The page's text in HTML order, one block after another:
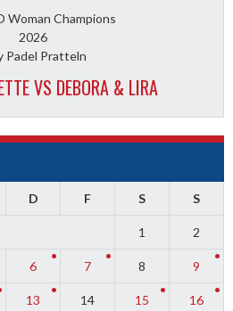
Woman Champions
2026
Padel Pratteln
VS DEBORA & LIRA
D F S S
1 2
6 7 8 9
13 14 15 16